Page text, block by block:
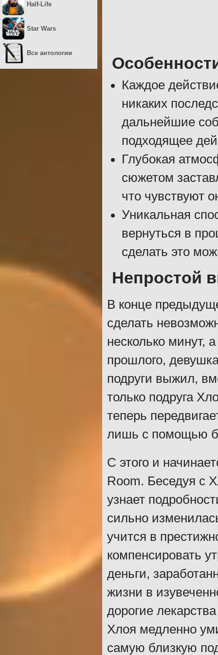
Каждое
никаких
дальнейшие
подходящее
Глубокая
сюжетом
что чувствуют
Уникальная
вернуться в
сделать это
Непростой
В конце
сделать
несколько минут,
прошлого,
подруги выжил,
только подруга
теперь
лишь с помощью
С этого и
Room. Беседуя с
узнает
сильно
учится в
компенсировать
деньги,
жизни в
дорогие
Хлоя медленно
самую близкую
Half-Life
Star Wars
Все антологии